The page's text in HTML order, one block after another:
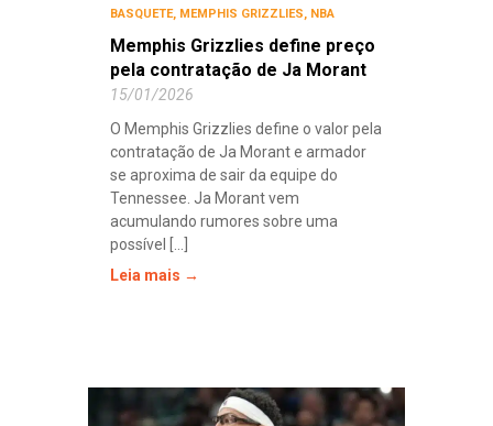
BASQUETE, MEMPHIS GRIZZLIES, NBA
Memphis Grizzlies define preço
pela contratação de Ja Morant
15/01/2026
O Memphis Grizzlies define o valor pela
contratação de Ja Morant e armador
se aproxima de sair da equipe do
Tennessee. Ja Morant vem
acumulando rumores sobre uma
possível [...]
Leia mais →